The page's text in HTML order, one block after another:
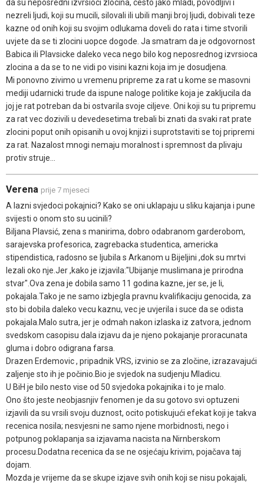
da su neposredni izvrsioci zlocina, cesto jako mladi, povodljivi i
nezreli ljudi, koji su mucili, silovali ili ubili manji broj ljudi, dobivali teze
kazne od onih koji su svojim odlukama doveli do rata i time stvorili
uvjete da se ti zlocini uopce dogode. Ja smatram da je odgovornost
Babica ili Plavsicke daleko veca nego bilo kog neposrednog izvrsioca
zlocina a da se to ne vidi po visini kazni koja im je dosudjena.
Mi ponovno zivimo u vremenu pripreme za rat u kome se masovni
mediji udarnicki trude da ispune naloge politike koja je zakljucila da
joj je rat potreban da bi ostvarila svoje ciljeve. Oni koji su tu pripremu
za rat vec dozivili u devedesetima trebali bi znati da svaki rat prate
zlocini poput onih opisanih u ovoj knjizi i suprotstaviti se toj pripremi
za rat. Nazalost mnogi nemaju moralnost i spremnost da plivaju
protiv struje...
Verena prije 7 mjeseci
A lazni svjedoci pokajnici? Kako se oni uklapaju u sliku kajanja i pune
svijesti o onom sto su ucinili?
Biljana Plavsić, zena s manirima, dobro odabranom garderobom,
sarajevska profesorica, zagrebacka studentica, americka
stipendistica, radosno se ljubila s Arkanom u Bijeljini ,dok su mrtvi
lezali oko nje.Jer ,kako je izjavila:"Ubijanje muslimana je prirodna
stvar".Ova zena je dobila samo 11 godina kazne, jer se, je li,
pokajala.Tako je ne samo izbjegla pravnu kvalifikaciju genocida, za
sto bi dobila daleko vecu kaznu, vec je uvjerila i suce da se odista
pokajala.Malo sutra, jer je odmah nakon izlaska iz zatvora, jednom
svedskom casopisu dala izjavu da je njeno pokajanje proracunata
gluma i dobro odigrana farsa.
Drazen Erdemovic , pripadnik VRS, izvinio se za zločine, izrazavajući
zaljenje sto ih je počinio.Bio je svjedok na sudjenju Mladicu.
U BiH je bilo nesto vise od 50 svjedoka pokajnika i to je malo.
Ono što jeste neobjasnjiv fenomen je da su gotovo svi optuzeni
izjavili da su vrsili svoju duznost, ocito potiskujući efekat koji je takva
recenica nosila; nesvjesni ne samo njene morbidnosti, nego i
potpunog poklapanja sa izjavama nacista na Nirnberskom
procesu.Dodatna recenica da se ne osjećaju krivim, pojačava taj
dojam.
Mozda je vrijeme da se skupe izjave svih onih koji se nisu pokajali,